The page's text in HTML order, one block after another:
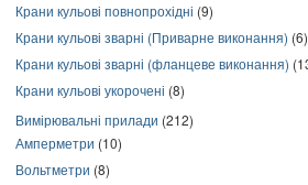
Крани кульові повнопрохідні (9)
Крани кульові зварні (Приварне виконання) (6)
Крани кульові зварні (фланцеве виконання)
Крани кульові укорочені (8)
Вимірювальні прилади (212)
Амперметри (10)
Вольтметри (8)